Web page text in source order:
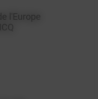
l'Europe